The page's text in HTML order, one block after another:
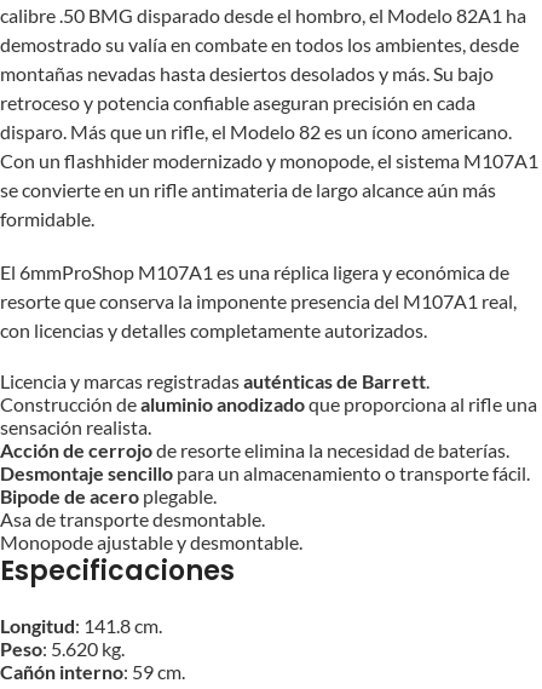
calibre .50 BMG disparado desde el hombro, el Modelo 82A1 ha
demostrado su valía en combate en todos los ambientes, desde
montañas nevadas hasta desiertos desolados y más. Su bajo
retroceso y potencia confiable aseguran precisión en cada
disparo. Más que un rifle, el Modelo 82 es un ícono americano.
Con un flashhider modernizado y monopode, el sistema M107A1
se convierte en un rifle antimateria de largo alcance aún más
formidable.
El 6mmProShop M107A1 es una réplica ligera y económica de
resorte que conserva la imponente presencia del M107A1 real,
con licencias y detalles completamente autorizados.
Licencia y marcas registradasauténticas de Barrett.
Construcción dealuminio anodizadoque proporciona al rifle una
sensación realista.
Acción de cerrojode resorte elimina la necesidad de baterías.
Desmontaje sencillo para un almacenamiento o transporte fácil.
Bipode de acero plegable.
Asa de transporte desmontable.
Monopode ajustable y desmontable.
Especificaciones
Longitud: 141.8 cm.
Peso: 5.620 kg.
Cañón interno: 59 cm.